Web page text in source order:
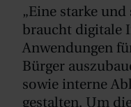
„Eine starke
braucht digitale
Anwendungen
Bürger
sowie interne
gestalten. Um